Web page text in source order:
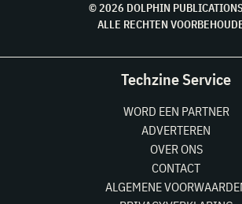
© 2026 DOLPHIN
ALLE RECHTEN
Techzine Service
WORD EEN PARTNER
ADVERTEREN
OVER ONS
CONTACT
ALGEMENE